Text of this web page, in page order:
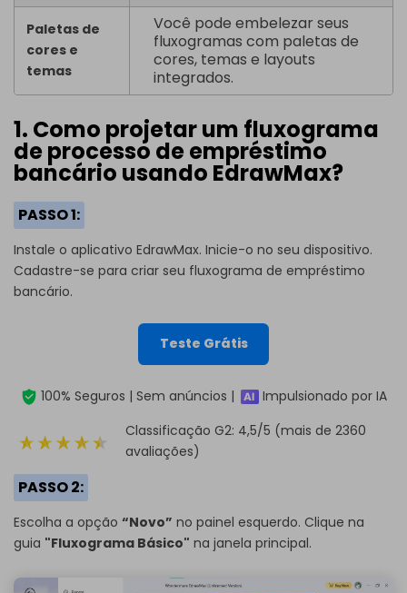
Paletas de
cores e
temas
Você pode embelezar seus
fluxogramas com paletas de
cores, temas e layouts
integrados.
1. Como projetar um fluxograma
de processo de empréstimo
bancário usando EdrawMax?
PASSO 1:
Instale o aplicativo EdrawMax. Inicie-o no seu dispositivo.
Cadastre-se para criar seu fluxograma de empréstimo
bancário.
Teste Grátis
100% Seguros | Sem anúncios |
Impulsionado por IA
Classificação G2: 4,5/5 (mais de 2360
avaliações)
PASSO 2:
Escolha a opção “Novo” no painel esquerdo. Clique na
guia "Fluxograma Básico" na janela principal.